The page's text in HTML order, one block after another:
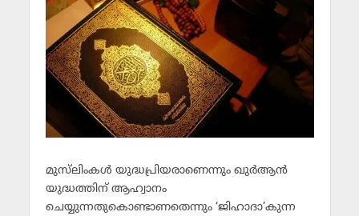
മുസ്‌ലിംകള്‍ യുദ്ധപ്രിയരാണെന്നും ഖുര്‍ആന്‍
യുദ്ധത്തിന് ആഹ്വാനം
ചെയ്യുന്നതുകൊണ്ടാണതെന്നും ‘ജിഹാദാ’കുന്ന